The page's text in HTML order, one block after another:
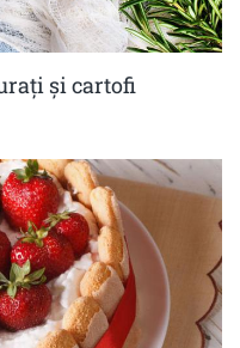
şi cartofi